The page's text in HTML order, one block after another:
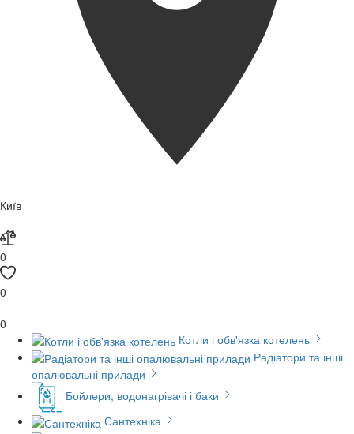
Київ
0
0
0
Котли і обв'язка котелень
Радіатори та інші
опалювальні прилади
Бойлери, водонагрівачі і баки
Сантехніка